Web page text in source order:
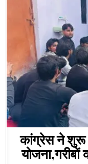
कांग्रेस ने शुरू